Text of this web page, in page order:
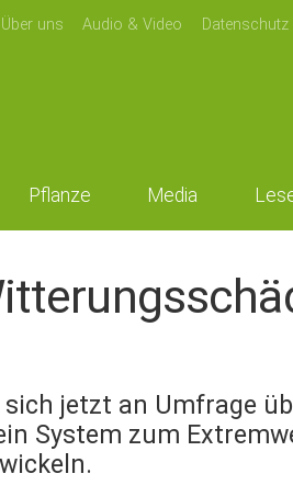
Über uns Audio & Video Datenschutz
Pflanze Media
jetzt an Umfrage
System zum